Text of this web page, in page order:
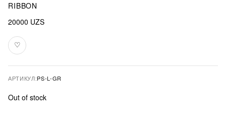
RIBBON
20000 UZS
♡
В
избранное
АРТИКУЛ:PS-L-GR
Out of stock